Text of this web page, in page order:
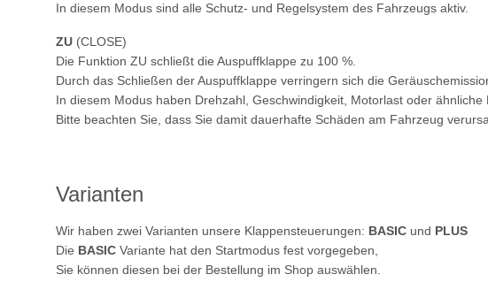
In diesem Modus sind alle Schutz- und Regelsystem des Fahrzeugs aktiv.
ZU (CLOSE)
Die Funktion ZU schließt die Auspuffklappe zu 100 %.
Durch das Schließen der Auspuffklappe verringern sich die
In diesem Modus haben Drehzahl, Geschwindigkeit, Motorlast oder
Bitte beachten Sie, dass Sie damit dauerhafte Schäden am Fahrzeug
Varianten
Wir haben zwei Varianten unsere Klappensteuerungen: BASIC und PLUS
Die BASIC Variante hat den Startmodus fest vorgegeben,
Sie können diesen bei der Bestellung im Shop auswählen.